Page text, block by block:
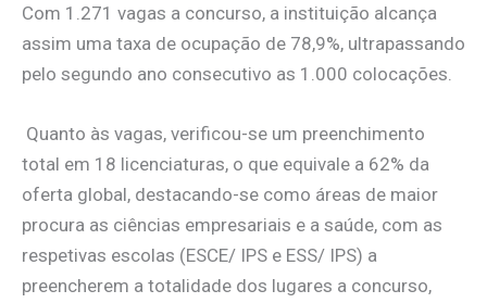
Com 1.271 vagas a concurso, a instituição alcança
assim uma taxa de ocupação de 78,9%, ultrapassando
pelo segundo ano consecutivo as 1.000 colocações.
Quanto às vagas, verificou-se um preenchimento
total em 18 licenciaturas, o que equivale a 62% da
oferta global, destacando-se como áreas de maior
procura as ciências empresariais e a saúde, com as
respetivas escolas (ESCE/ IPS e ESS/ IPS) a
preencherem a totalidade dos lugares a concurso,